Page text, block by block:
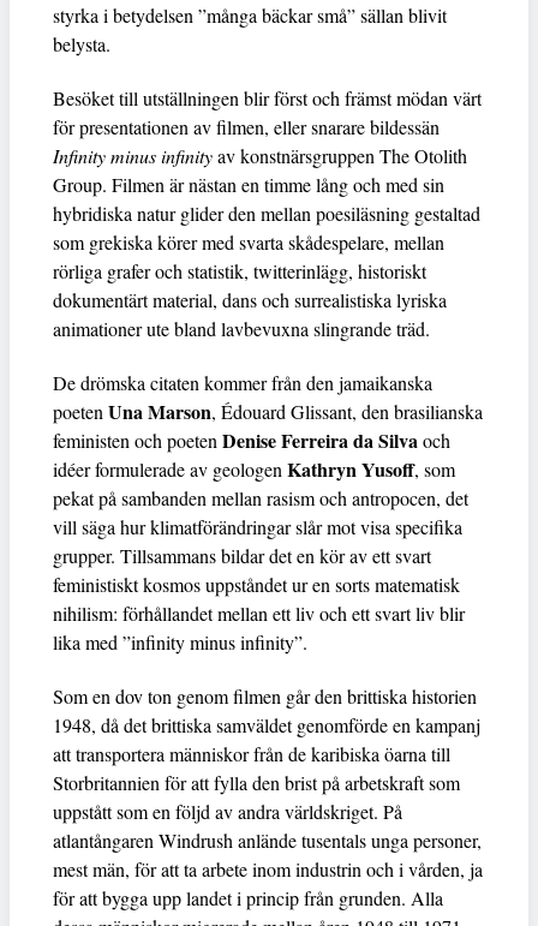
styrka i betydelsen ”många bäckar små” sällan blivit
belysta.
Besöket till utställningen blir först och främst mödan värt
för presentationen av filmen, eller snarare bildessän
Infinity minus infinityav konstnärsgruppen The Otolith
Group. Filmen är nästan en timme lång och med sin
hybridiska natur glider den mellan poesiläsning gestaltad
som grekiska körer med svarta skådespelare, mellan
rörliga grafer och statistik, twitterinlägg, historiskt
dokumentärt material, dans och surrealistiska lyriska
animationer ute bland lavbevuxna slingrande träd.
De drömska citaten kommer från den jamaikanska
poeten Una Marson, Édouard Glissant, den brasilianska
feministen och poeten Denise Ferreira da Silvaoch
idéer formulerade av geologen Kathryn Yusoff, som
pekat på sambanden mellan rasism och antropocen, det
vill säga hur klimatförändringar slår mot visa specifika
grupper. Tillsammans bildar det en kör av ett svart
feministiskt kosmos uppståndet ur en sorts matematisk
nihilism: förhållandet mellan ett liv och ett svart liv blir
lika med ”infinity minus infinity”.
Som en dov ton genom filmen går den brittiska historien
1948, då det brittiska samväldet genomförde en kampanj
att transportera människor från de karibiska öarna till
Storbritannien för att fylla den brist på arbetskraft som
uppstått som en följd av andra världskriget. På
atlantångaren Windrush anlände tusentals unga personer,
mest män, för att ta arbete inom industrin och i vården, ja
för att bygga upp landet i princip från grunden. Alla